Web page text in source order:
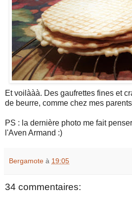
Et voilààà. Des gaufrettes fines et
de beurre, comme chez mes
PS : la dernière photo me fait
l'Aven Armand :)
Bergamote à 19:05
34 commentaires: